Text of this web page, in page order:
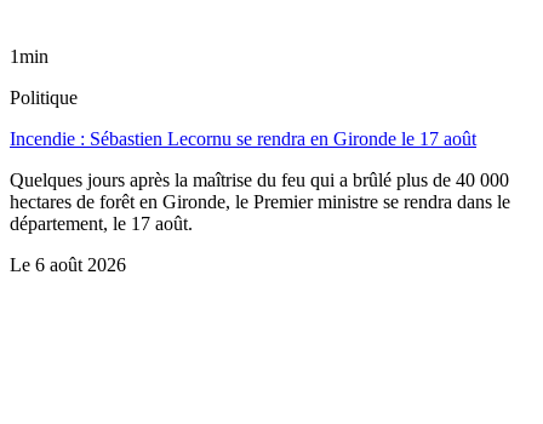
1min
Politique
Incendie : Sébastien Lecornu se rendra en Gironde le 17 août
Quelques jours après la maîtrise du feu qui a brûlé plus de 40 000
hectares de forêt en Gironde, le Premier ministre se rendra dans le
département, le 17 août.
Le 6 août 2026